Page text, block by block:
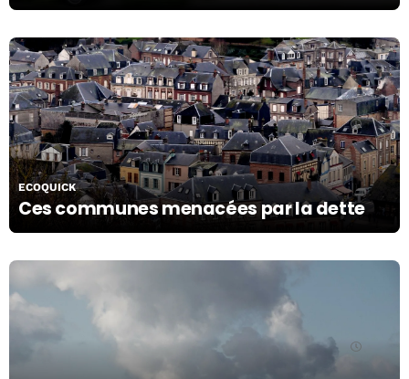
Ces communes menacées par la dette
ECOQUICK
12/11/19